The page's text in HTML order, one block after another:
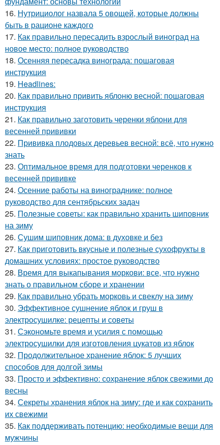
16. Нутрициолог назвала 5 овощей, которые должны
быть в рационе каждого
17. Как правильно пересадить взрослый виноград на
новое место: полное руководство
18. Осенняя пересадка винограда: пошаговая
инструкция
19. Headlines:
20. Как правильно привить яблоню весной: пошаговая
инструкция
21. Как правильно заготовить черенки яблони для
весенней прививки
22. Прививка плодовых деревьев весной: всё, что нужно
знать
23. Оптимальное время для подготовки черенков к
весенней прививке
24. Осенние работы на винограднике: полное
руководство для сентябрьских задач
25. Полезные советы: как правильно хранить шиповник
на зиму
26. Сушим шиповник дома: в духовке и без
27. Как приготовить вкусные и полезные сухофрукты в
домашних условиях: простое руководство
28. Время для выкапывания моркови: все, что нужно
знать о правильном сборе и хранении
29. Как правильно убрать морковь и свеклу на зиму
30. Эффективное сушнение яблок и груш в
электросушилке: рецепты и советы
31. Сэкономьте время и усилия с помощью
электросушилки для изготовления цукатов из яблок
32. Продолжительное хранение яблок: 5 лучших
способов для долгой зимы
33. Просто и эффективно: сохранение яблок свежими до
весны
34. Секреты хранения яблок на зиму: где и как сохранить
их свежими
35. Как поддерживать потенцию: необходимые вещи для
мужчины